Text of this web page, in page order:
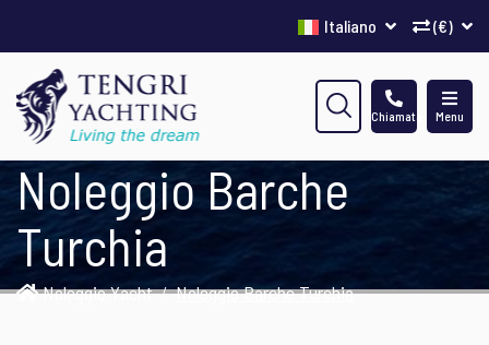
(€)
Italiano
Menu
Chiamata
Noleggio Barche
Turchia
Noleggio Yacht Noleggio Barche Turchia